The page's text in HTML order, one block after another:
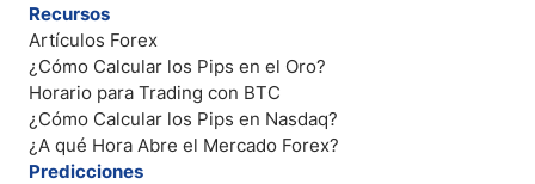
Recursos
Artículos Forex
¿Cómo Calcular los Pips en el Oro?
Horario para Trading con BTC
¿Cómo Calcular los Pips en Nasdaq?
¿A qué Hora Abre el Mercado Forex?
Predicciones